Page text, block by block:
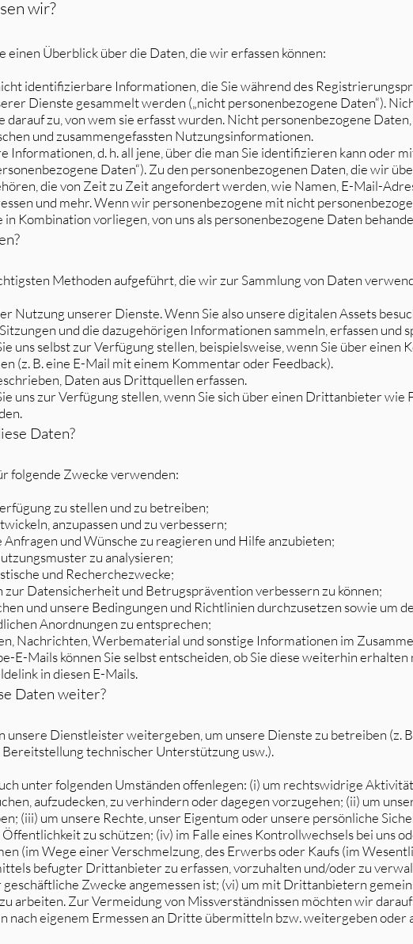
wir?
einen Überblick über die Daten, die wir erfassen können:
identifizierbare Informationen, die Sie während des
Dienste gesammelt werden („nicht personenbezogene Daten“).
darauf zu, von wem sie erfasst wurden. Nicht personenbezogene
und zusammengefassten Nutzungsinformationen.
Informationen, d. h. all jene, über die man Sie identifizieren kann oder
Daten“). Zu den personenbezogenen Daten, die wir
die von Zeit zu Zeit angefordert werden, wie Namen, E-Mail-
und mehr. Wenn wir personenbezogene mit nicht
in Kombination vorliegen, von uns als personenbezogene Daten
Methoden aufgeführt, die wir zur Sammlung von Daten
Nutzung unserer Dienste. Wenn Sie also unsere digitalen Assets
und die dazugehörigen Informationen sammeln, erfassen und
uns selbst zur Verfügung stellen, beispielsweise, wenn Sie über einen
(z. B. eine E-Mail mit einem Kommentar oder Feedback).
Daten aus Drittquellen erfassen.
uns zur Verfügung stellen, wenn Sie sich über einen Drittanbieter wie
Daten?
folgende Zwecke verwenden:
zu stellen und zu betreiben;
anzupassen und zu verbessern;
Anfragen und Wünsche zu reagieren und Hilfe anzubieten;
zu analysieren;
und Recherchezwecke;
zur Datensicherheit und Betrugsprävention verbessern zu können;
und unsere Bedingungen und Richtlinien durchzusetzen sowie um
Anordnungen zu entsprechen;
Nachrichten, Werbematerial und sonstige Informationen im
E-Mails können Sie selbst entscheiden, ob Sie diese weiterhin
in diesen E-Mails.
Daten weiter?
unsere Dienstleister weitergeben, um unsere Dienste zu betreiben (z.
technischer Unterstützung usw.).
unter folgenden Umständen offenlegen: (i) um rechtswidrige
aufzudecken, zu verhindern oder dagegen vorzugehen; (ii) um
(iii) um unsere Rechte, unser Eigentum oder unsere persönliche
zu schützen; (iv) im Falle eines Kontrollwechsels bei uns
(im Wege einer Verschmelzung, des Erwerbs oder Kaufs (im
befugter Drittanbieter zu erfassen, vorzuhalten und/oder zu
Zwecke angemessen ist; (vi) um mit Drittanbietern
arbeiten. Zur Vermeidung von Missverständnissen möchten wir
nach eigenem Ermessen an Dritte übermitteln bzw. weitergeben